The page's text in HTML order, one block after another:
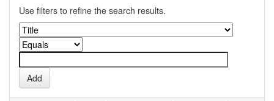
Use filters to refine the search results.